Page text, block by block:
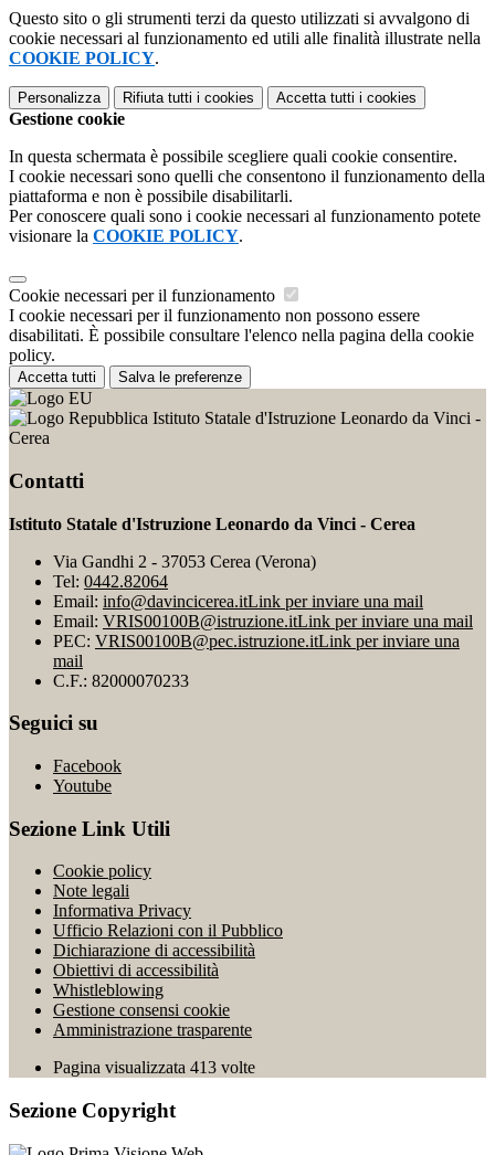
Questo sito o gli strumenti terzi da questo utilizzati si avvalgono di
cookie necessari al funzionamento ed utili alle finalità illustrate nella
COOKIE POLICY.
Personalizza Rifiuta tutti i cookies Accetta tutti i cookies
Gestione cookie
In questa schermata è possibile scegliere quali cookie consentire.
I cookie necessari sono quelli che consentono il funzionamento della
piattaforma e non è possibile disabilitarli.
Per conoscere quali sono i cookie necessari al funzionamento potete
visionare la COOKIE POLICY.
Cookie necessari per il funzionamento
I cookie necessari per il funzionamento non possono essere
disabilitati. È possibile consultare l'elenco nella pagina della cookie
policy.
Accetta tutti Salva le preferenze
Istituto Statale d'Istruzione Leonardo da Vinci -
Cerea
Contatti
Istituto Statale d'Istruzione Leonardo da Vinci - Cerea
Via Gandhi 2 - 37053 Cerea (Verona)
Tel: 0442.82064
Email: info@davincicerea.itLink per inviare una mail
Email: VRIS00100B@istruzione.itLink per inviare una mail
PEC: VRIS00100B@pec.istruzione.itLink per inviare una
mail
C.F.: 82000070233
Seguici su
Facebook
Youtube
Sezione Link Utili
Cookie policy
Note legali
Informativa Privacy
Ufficio Relazioni con il Pubblico
Dichiarazione di accessibilità
Obiettivi di accessibilità
Whistleblowing
Gestione consensi cookie
Amministrazione trasparente
Pagina visualizzata 413 volte
Sezione Copyright